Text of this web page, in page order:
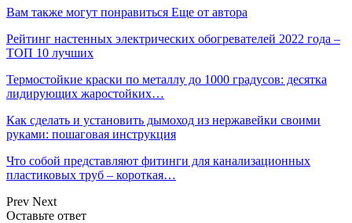
Вам также могут понравиться Еще от автора
Рейтинг настенных электрических обогревателей 2022 года –
ТОП 10 лучших
Термостойкие краски по металлу до 1000 градусов: десятка
лидирующих жаростойких…
Как сделать и установить дымоход из нержавейки своими
руками: пошаговая инструкция
Что собой представляют фитинги для канализационных
пластиковых труб – короткая…
Prev Next
Оставьте ответ